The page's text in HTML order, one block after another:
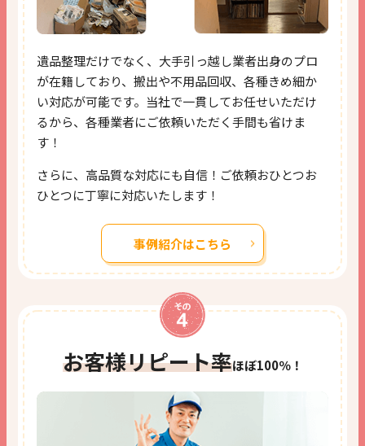
遺品整理だけでなく、大手引っ越し業者出身のプロ
が在籍しており、搬出や不用品回収、 各種きめ細か
い対応が可能です。 当社で一貫してお任せいただけ
るから、 各種業者にご依頼いただく手間も省けま
す！
さらに、高品質な対応にも自信！ ご依頼おひとつお
ひとつに丁寧に対応いたします！
事例紹介はこちら
お客様リピート率ほぼ100％！